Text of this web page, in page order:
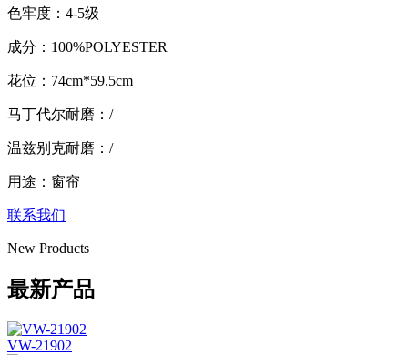
色牢度：4-5级
成分：100%POLYESTER
花位：74cm*59.5cm
马丁代尔耐磨：/
温兹别克耐磨：/
用途：窗帘
联系我们
New Products
最新产品
VW-21902